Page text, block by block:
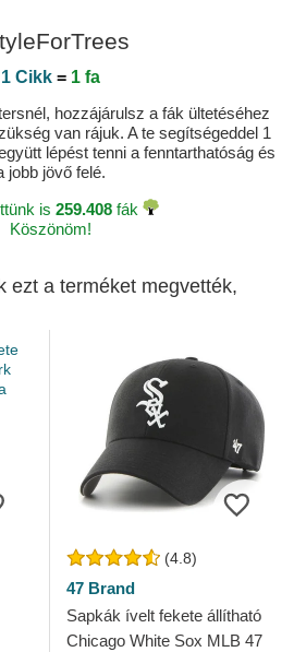
1 Cikk= 1 fa
hozzájárulsz a fák ültetéséhez
van rájuk. A te segítségeddel 1
lépést tenni a fenntarthatóság és
jobb jövő felé.
is 259.408fák
Köszönöm!
ezt a terméket megvették,
(4.8)
47 Brand
Sapkák ívelt fekete állítható
Chicago White Sox MLB 47